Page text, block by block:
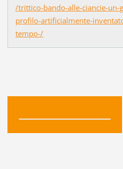
/trittico-bando-alle-ciancie-un-
profilo-artificialmente-
tempo-/